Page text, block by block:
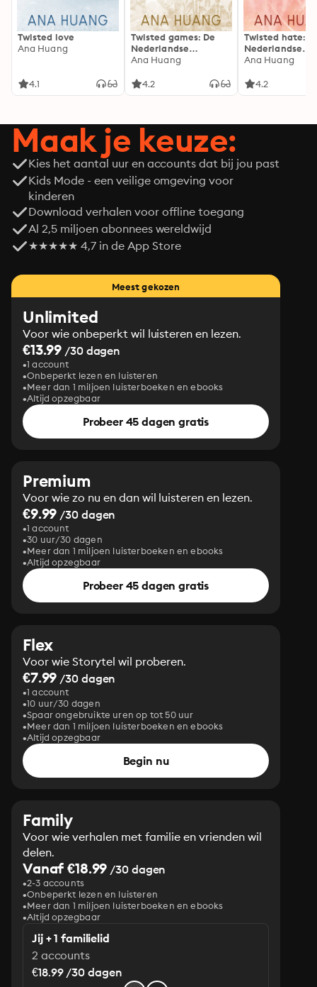
Twisted love
Ana Huang
4.1
Twisted games: De
Nederlandse
vertaling van de
Ana Huang
4.2
Twisted hate:
Nederlandse
vertaling van
Ana Huang
4.2
Maak je keuze:
Kies het aantal uur en accounts dat bij jou past
Kids Mode - een veilige omgeving voor
kinderen
Download verhalen voor offline toegang
Al 2,5 miljoen abonnees wereldwijd
★★★★★ 4,7 in de App Store
Meest gekozen
Unlimited
Voor wie onbeperkt wil luisteren en lezen.
€13.99 /30 dagen
1 account
Onbeperkt lezen en luisteren
Meer dan 1 miljoen luisterboeken en ebooks
Altijd opzegbaar
Probeer 45 dagen gratis
Premium
Voor wie zo nu en dan wil luisteren en lezen.
€9.99 /30 dagen
1 account
30 uur/30 dagen
Meer dan 1 miljoen luisterboeken en ebooks
Altijd opzegbaar
Probeer 45 dagen gratis
Flex
Voor wie Storytel wil proberen.
€7.99 /30 dagen
1 account
10 uur/30 dagen
Spaar ongebruikte uren op tot 50 uur
Meer dan 1 miljoen luisterboeken en ebooks
Altijd opzegbaar
Begin nu
Family
Voor wie verhalen met familie en vrienden wil
delen.
Vanaf €18.99 /30 dagen
2-3 accounts
Onbeperkt lezen en luisteren
Meer dan 1 miljoen luisterboeken en ebooks
Altijd opzegbaar
Jij + 1 familielid
2 accounts
€18.99 /30 dagen